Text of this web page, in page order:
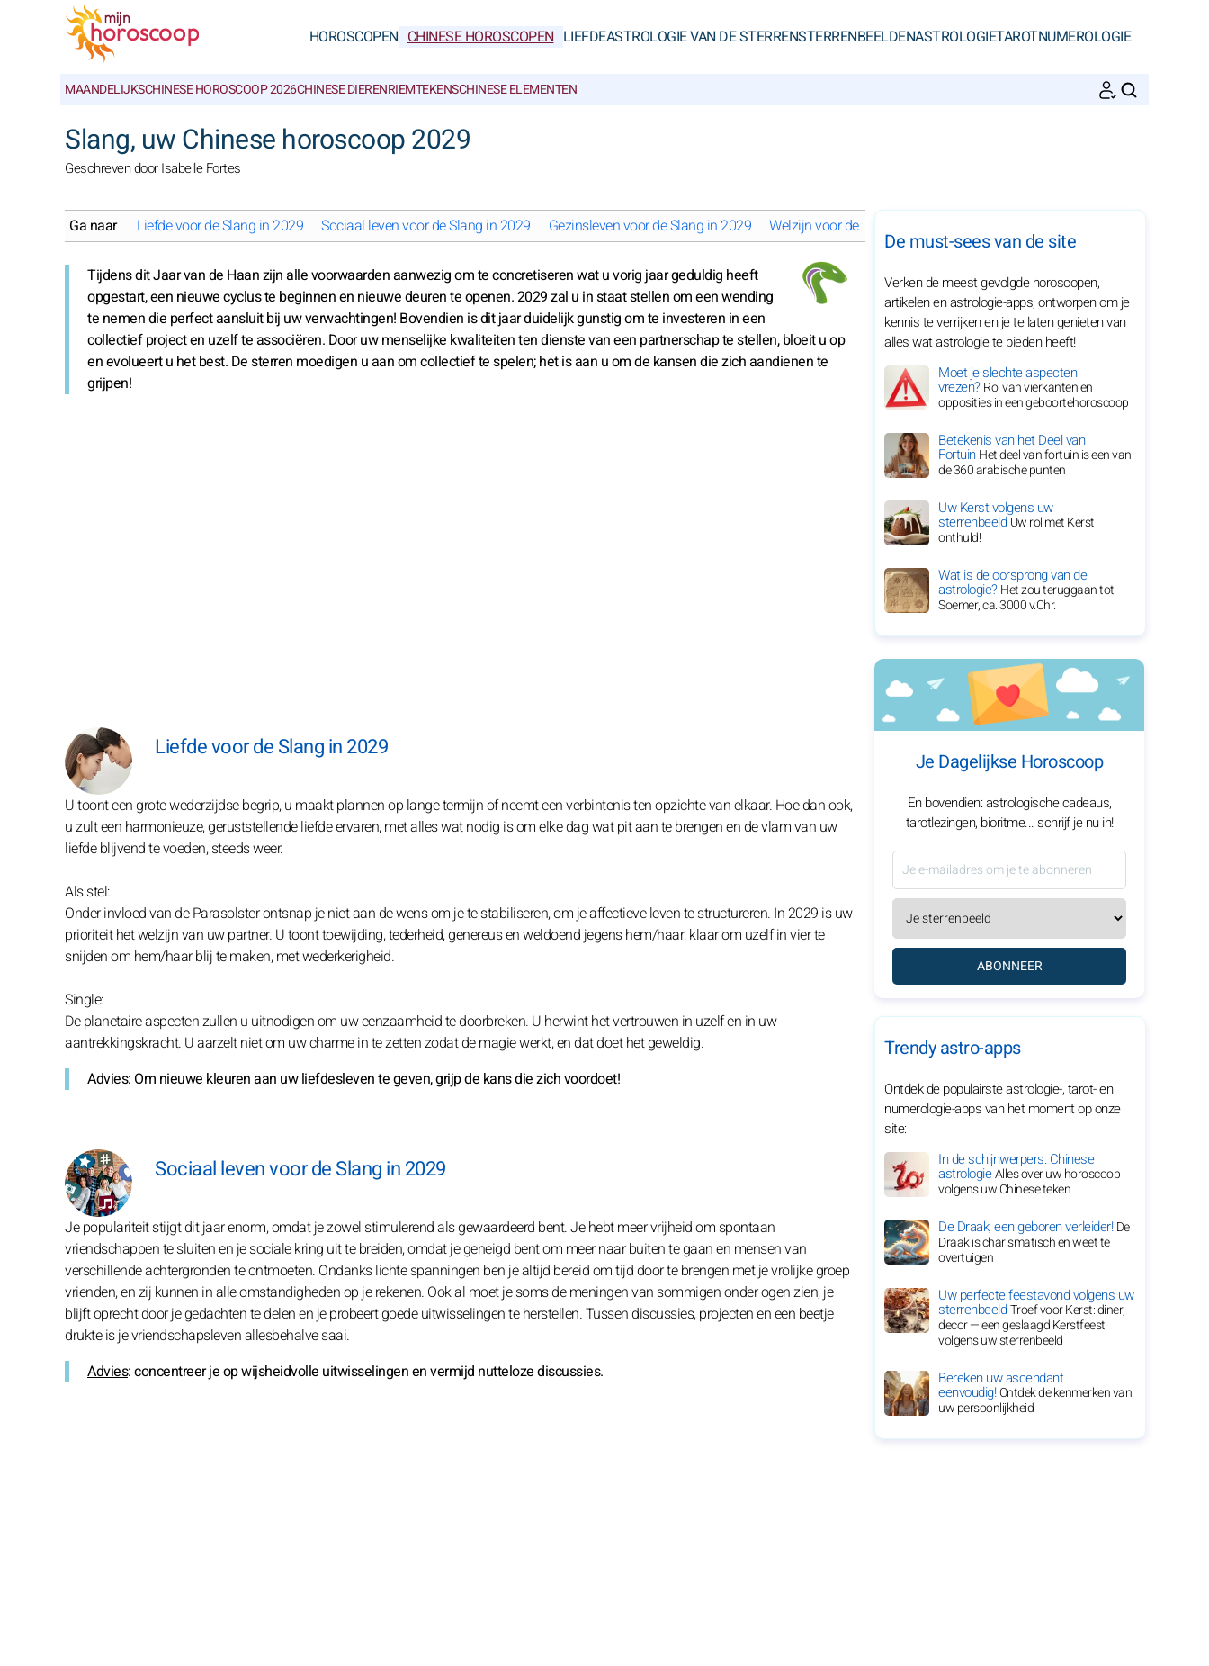
HOROSCOPEN CHINESE HOROSCOPEN LIEFDEASTROLOGIE VAN DE STERRENSTERRENBEELDENASTROLOGIETAROTNUMEROLOGIE
MAANDELIJKSCHINESE HOROSCOOP 2026CHINESE DIERENRIEMTEKENSCHINESE ELEMENTEN
Slang, uw Chinese horoscoop 2029
Geschreven door Isabelle Fortes
Ga naar Liefde voor de Slang in 2029 Sociaal leven voor de Slang in 2029 Gezinsleven voor de Slang in 2029 Welzijn voor de Slang in 2029
Tijdens dit Jaar van de Haan zijn alle voorwaarden aanwezig om te concretiseren wat u vorig jaar geduldig heeft
opgestart, een nieuwe cyclus te beginnen en nieuwe deuren te openen. 2029 zal u in staat stellen om een wending
te nemen die perfect aansluit bij uw verwachtingen! Bovendien is dit jaar duidelijk gunstig om te investeren in een
collectief project en uzelf te associëren. Door uw menselijke kwaliteiten ten dienste van een partnerschap te stellen, bloeit u op
en evolueert u het best. De sterren moedigen u aan om collectief te spelen; het is aan u om de kansen die zich aandienen te
grijpen!
Liefde voor de Slang in 2029
U toont een grote wederzijdse begrip, u maakt plannen op lange termijn of neemt een verbintenis ten opzichte van elkaar. Hoe dan ook,
u zult een harmonieuze, geruststellende liefde ervaren, met alles wat nodig is om elke dag wat pit aan te brengen en de vlam van uw
liefde blijvend te voeden, steeds weer.
Als stel:
Onder invloed van de Parasolster ontsnap je niet aan de wens om je te stabiliseren, om je affectieve leven te structureren. In 2029 is uw
prioriteit het welzijn van uw partner. U toont toewijding, tederheid, genereus en weldoend jegens hem/haar, klaar om uzelf in vier te
snijden om hem/haar blij te maken, met wederkerigheid.
Single:
De planetaire aspecten zullen u uitnodigen om uw eenzaamheid te doorbreken. U herwint het vertrouwen in uzelf en in uw
aantrekkingskracht. U aarzelt niet om uw charme in te zetten zodat de magie werkt, en dat doet het geweldig.
Advies: Om nieuwe kleuren aan uw liefdesleven te geven, grijp de kans die zich voordoet!
Sociaal leven voor de Slang in 2029
Je populariteit stijgt dit jaar enorm, omdat je zowel stimulerend als gewaardeerd bent. Je hebt meer vrijheid om spontaan
vriendschappen te sluiten en je sociale kring uit te breiden, omdat je geneigd bent om meer naar buiten te gaan en mensen van
verschillende achtergronden te ontmoeten. Ondanks lichte spanningen ben je altijd bereid om tijd door te brengen met je vrolijke groep
vrienden, en zij kunnen in alle omstandigheden op je rekenen. Ook al moet je soms de meningen van sommigen onder ogen zien, je
blijft oprecht door je gedachten te delen en je probeert goede uitwisselingen te herstellen. Tussen discussies, projecten en een beetje
drukte is je vriendschapsleven allesbehalve saai.
Advies: concentreer je op wijsheidvolle uitwisselingen en vermijd nutteloze discussies.
De must-sees van de site
Verken de meest gevolgde horoscopen,
artikelen en astrologie-apps, ontworpen om je
kennis te verrijken en je te laten genieten van
alles wat astrologie te bieden heeft!
Moet je slechte aspecten
vrezen?Rol van vierkanten en
opposities in een geboortehoroscoop
Betekenis van het Deel van
FortuinHet deel van fortuin is een van
de 360 arabische punten
Uw Kerst volgens uw
sterrenbeeldUw rol met Kerst
onthuld!
Wat is de oorsprong van de
astrologie?Het zou teruggaan tot
Soemer, ca. 3000 v.Chr.
Je Dagelijkse Horoscoop
En bovendien: astrologische cadeaus,
tarotlezingen, bioritme... schrijf je nu in!
ABONNEER
Trendy astro-apps
Ontdek de populairste astrologie-, tarot- en
numerologie-apps van het moment op onze
site:
In de schijnwerpers: Chinese
astrologieAlles over uw horoscoop
volgens uw Chinese teken
De Draak, een geboren verleider!De
Draak is charismatisch en weet te
overtuigen
Uw perfecte feestavond volgens uw
sterrenbeeldTroef voor Kerst: diner,
decor — een geslaagd Kerstfeest
volgens uw sterrenbeeld
Bereken uw ascendant
eenvoudig!Ontdek de kenmerken van
uw persoonlijkheid